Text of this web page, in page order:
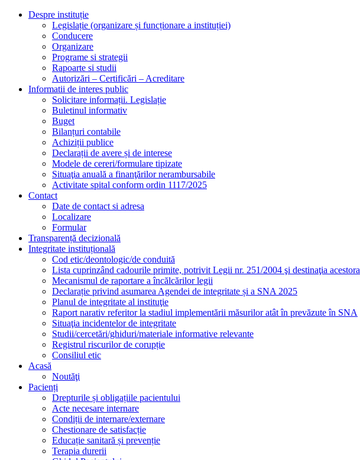
Despre instituție
Legislație (organizare și funcționare a instituției)
Conducere
Organizare
Programe si strategii
Rapoarte si studii
Autorizări – Certificări – Acreditare
Informatii de interes public
Solicitare informații. Legislație
Buletinul informativ
Buget
Bilanțuri contabile
Achiziții publice
Declarații de avere și de interese
Modele de cereri/formulare tipizate
Situaţia anuală a finanţărilor nerambursabile
Activitate spital conform ordin 1117/2025
Contact
Date de contact si adresa
Localizare
Formular
Transparență decizională
Integritate instituțională
Cod etic/deontologic/de conduită
Lista cuprinzând cadourile primite, potrivit Legii nr. 251/2004 şi destinaţia acestora
Mecanismul de raportare a încălcărilor legii
Declarație privind asumarea Agendei de integritate și a SNA 2025
Planul de integritate al instituţie
Raport narativ referitor la stadiul implementării măsurilor atât în prevăzute în SNA
Situaţia incidentelor de integritate
Studii/cercetări/ghiduri/materiale informative relevante
Registrul riscurilor de corupție
Consiliul etic
Acasă
Noutăţi
Pacienți
Drepturile și obligațiile pacientului
Acte necesare internare
Condiții de internare/externare
Chestionare de satisfacție
Educație sanitară și prevenție
Terapia durerii